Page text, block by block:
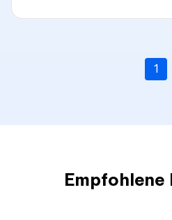
1
Empfohlene